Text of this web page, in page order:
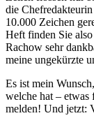
die
10.000 Zeichen
Heft finden Sie
Rachow sehr
meine ungekürzte
Es ist mein
welche hat – etwas
melden! Und jetzt: